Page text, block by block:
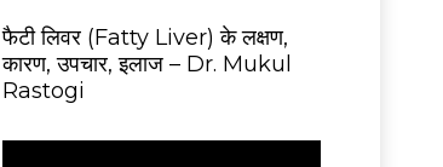
फैटी लिवर (Fatty Liver) के लक्षण,
कारण, उपचार, इलाज – Dr. Mukul
Rastogi